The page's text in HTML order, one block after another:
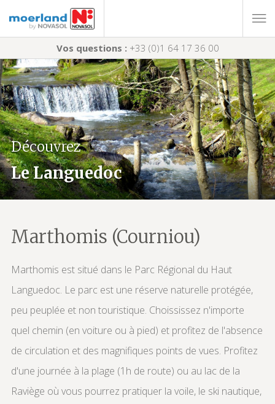
Vos questions : +33 (0)1 64 17 36 00
Découvrez
Le Languedoc
Marthomis (Courniou)
Marthomis est situé dans le Parc Régional du Haut
Languedoc. Le parc est une réserve naturelle protégée,
peu peuplée et non touristique. Choississez n'importe
quel chemin (en voiture ou à pied) et profitez de l'absence
de circulation et des magnifiques points de vues. Profitez
d'une journée à la plage (1h de route) ou au lac de la
Raviège où vous pourrez pratiquer la voile, le ski nautique,